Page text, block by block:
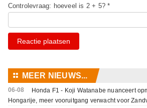
Controlevraag: hoeveel is 2 + 5? *
Reactie plaatsen
⚏ MEER NIEUWS...
06-08
Honda F1 - Koji Watanabe nuanceert
Hongarije, meer vooruitgang verwacht voor